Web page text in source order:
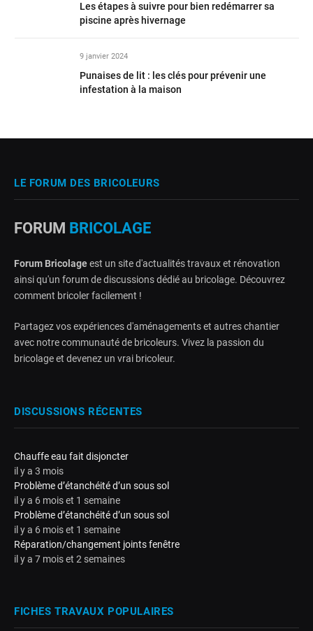
Les étapes à suivre pour bien redémarrer sa
piscine après hivernage
9 janvier 2024
Punaises de lit : les clés pour prévenir une
infestation à la maison
LE FORUM DES BRICOLEURS
FORUM BRICOLAGE
Forum Bricolageest un site d'actualités travaux et rénovation
ainsi qu'un forum de discussions dédié au bricolage. Découvrez
comment bricoler facilement !
Partagez vos expériences d'aménagements et autres chantier
avec notre communauté de bricoleurs. Vivez la passion du
bricolage et devenez un vrai bricoleur.
DISCUSSIONS RÉCENTES
Chauffe eau fait disjoncter
il y a 3 mois
Problème d’étanchéité d’un sous sol
il y a 6 mois et 1 semaine
Problème d’étanchéité d’un sous sol
il y a 6 mois et 1 semaine
Réparation/changement joints fenêtre
il y a 7 mois et 2 semaines
FICHES TRAVAUX POPULAIRES